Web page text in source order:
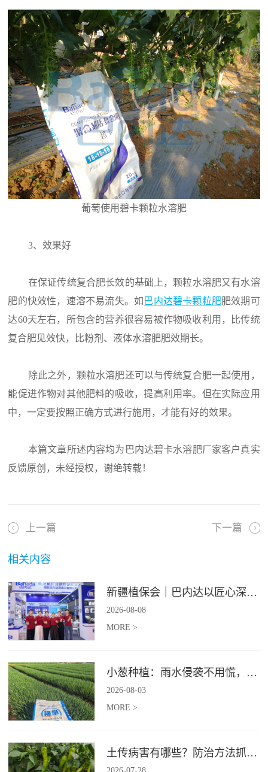
葡萄使用碧卡颗粒水溶肥
3、效果好
在保证传统复合肥长效的基础上，颗粒水溶肥又有水溶
肥的快效性，速溶不易流失。如 巴内达碧卡颗粒肥肥效期可
达60天左右，所包含的营养很容易被作物吸收利用，比传统
复合肥见效快，比粉剂、液体水溶肥肥效期长。
除此之外，颗粒水溶肥还可以与传统复合肥一起使用，
能促进作物对其他肥料的吸收，提高利用率。但在实际应用
中，一定要按照正确方式进行施用，才能有好的效果。
本篇文章所述内容均为巴内达碧卡水溶肥厂家客户真实
反馈原创，未经授权，谢绝转载！
上一篇 下一篇
相关内容
新疆植保会｜巴内达以匠心深耕良田，以科创赋能农耕
2026-08-08
MORE >
小葱种植：雨水侵袭不用慌，四招稳住小葱产量
2026-08-03
MORE >
土传病害有哪些？防治方法抓紧收藏